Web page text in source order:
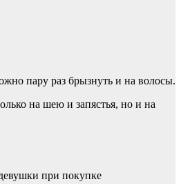
пару раз брызнуть и на волосы.
на шею и запястья, но и на
при покупке